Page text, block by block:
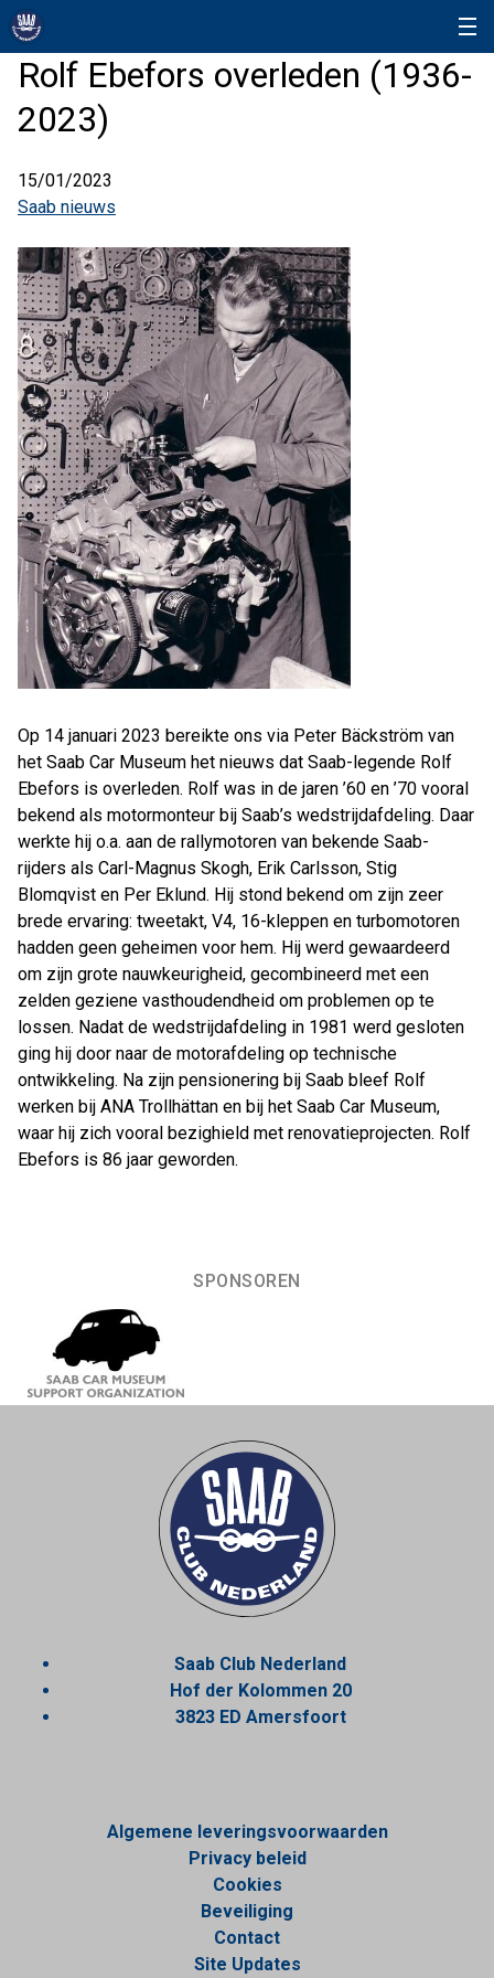
Rolf Ebefors overleden (1936-
2023)
15/01/2023
Saab nieuws
Op 14 januari 2023 bereikte ons via Peter Bäckström van
het Saab Car Museum het nieuws dat Saab-legende Rolf
Ebefors is overleden. Rolf was in de jaren ’60 en ’70 vooral
bekend als motormonteur bij Saab’s wedstrijdafdeling. Daar
werkte hij o.a. aan de rallymotoren van bekende Saab-
rijders als Carl-Magnus Skogh, Erik Carlsson, Stig
Blomqvist en Per Eklund. Hij stond bekend om zijn zeer
brede ervaring: tweetakt, V4, 16-kleppen en turbomotoren
hadden geen geheimen voor hem. Hij werd gewaardeerd
om zijn grote nauwkeurigheid, gecombineerd met een
zelden geziene vasthoudendheid om problemen op te
lossen. Nadat de wedstrijdafdeling in 1981 werd gesloten
ging hij door naar de motorafdeling op technische
ontwikkeling. Na zijn pensionering bij Saab bleef Rolf
werken bij ANA Trollhättan en bij het Saab Car Museum,
waar hij zich vooral bezighield met renovatieprojecten. Rolf
Ebefors is 86 jaar geworden.
SPONSOREN
Saab Club Nederland
Hof der Kolommen 20
3823 ED Amersfoort
Algemene leveringsvoorwaarden
Privacy beleid
Cookies
Beveiliging
Contact
Site Updates